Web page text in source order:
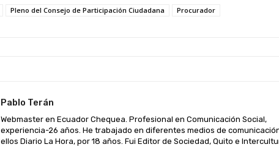
Pleno del Consejo de Participación Ciudadana Procurador
Pablo Terán
Webmaster en Ecuador Chequea. Profesional en Comunicación Social,
experiencia-26 años. He trabajado en diferentes medios de
ellos Diario La Hora, por 18 años. Fui Editor de Sociedad, Quito e